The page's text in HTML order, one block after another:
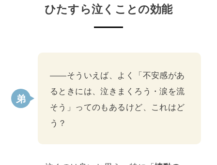
ひたすら泣くことの効能
――そういえば、よく「不安感があ
るときには、泣きまくろう・涙を流
そう」ってのもあるけど、これはど
う？